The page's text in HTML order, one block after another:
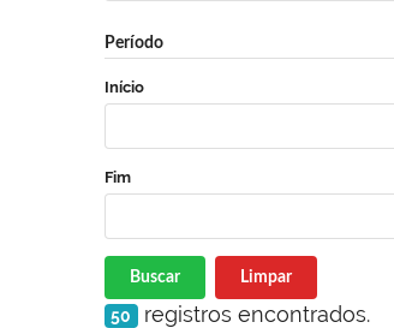
Período
Início
Fim
Buscar Limpar
50 registros encontrados.